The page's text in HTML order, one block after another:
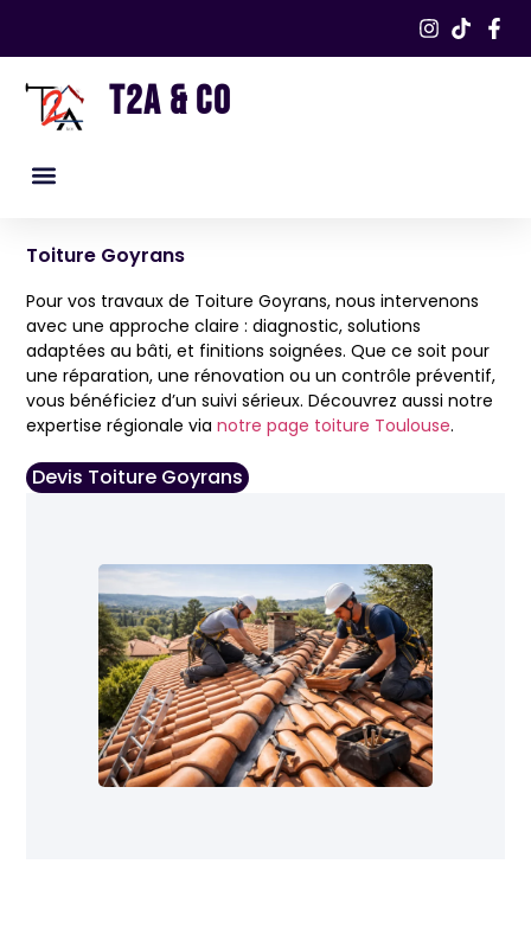
T2A & CO
Toiture Goyrans
Pour vos travaux de Toiture Goyrans, nous intervenons
avec une approche claire : diagnostic, solutions
adaptées au bâti, et finitions soignées. Que ce soit pour
une réparation, une rénovation ou un contrôle préventif,
vous bénéficiez d’un suivi sérieux. Découvrez aussi notre
expertise régionale vianotre page toiture Toulouse.
Devis Toiture Goyrans